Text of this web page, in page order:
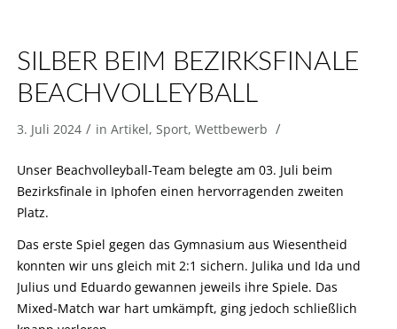
SILBER BEIM BEZIRKSFINALE
BEACHVOLLEYBALL
3. Juli 2024 / in Artikel, Sport, Wettbewerb /
Unser Beachvolleyball-Team belegte am 03. Juli beim
Bezirksfinale in Iphofen einen hervorragenden zweiten
Platz.
Das erste Spiel gegen das Gymnasium aus Wiesentheid
konnten wir uns gleich mit 2:1 sichern. Julika und Ida und
Julius und Eduardo gewannen jeweils ihre Spiele. Das
Mixed-Match war hart umkämpft, ging jedoch schließlich